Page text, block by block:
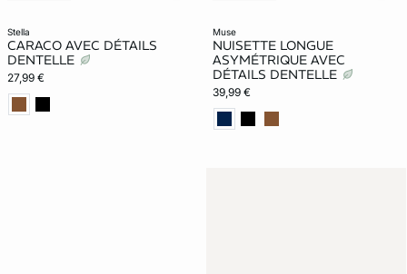
stella
CARACO AVEC DÉTAILS
DENTELLE
27,99 €
muse
NUISETTE LONGUE
ASYMÉTRIQUE AVEC
DÉTAILS DENTELLE
39,99 €